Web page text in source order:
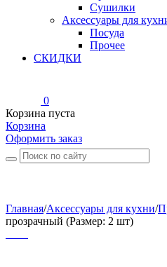
Сушилки
Аксессуары для
Посуда
Прочее
СКИДКИ
0
Корзина пуста
Корзина
Оформить заказ
Главная/Аксессуары для кухни/
прозрачный (Размер: 2 шт)